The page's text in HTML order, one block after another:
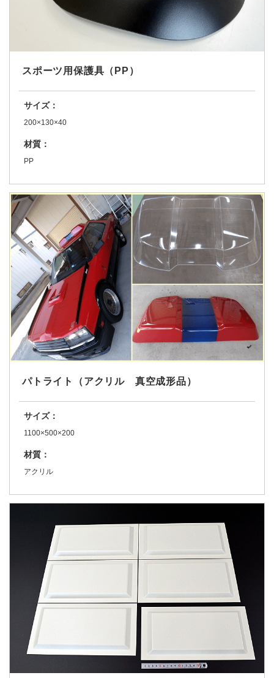
スポーツ用保護具（PP）
サイズ：
200×130×40
材質：
PP
パトライト（アクリル 真空成形品）
サイズ：
1100×500×200
材質：
アクリル